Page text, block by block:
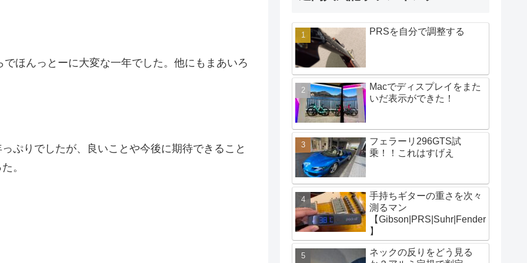
ほんっとーに大変な一年でした。他にもまあいろ
ぷりでしたが、良いことや今後に期待できること
。
PRSを自分で調整する
Macでディスプレイをまた
いだ表示ができた！
フェラーリ296GTS試
乗！！これはすげえ
手持ちギターの重さを次々
測るマン
【Gibson|PRS|Suhr|Fender
】
ネックの反りをどう見る